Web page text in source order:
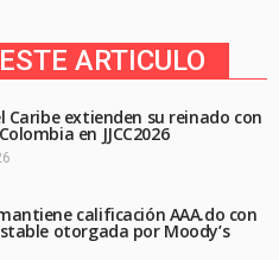
ARTICULO
Caribe extienden su reinado con
en JJCC2026
calificación AAA.do con
otorgada por Moody’s